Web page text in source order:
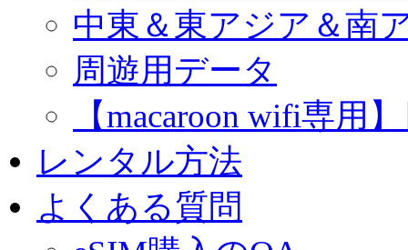
中東＆東アジア＆南
周遊用データ
【macaroon wifi専用
レンタル方法
よくある質問